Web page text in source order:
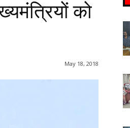
को
May 18, 2018